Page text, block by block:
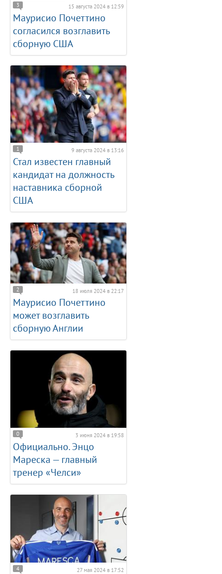
3 15 августа 2024 в 12:59
Маурисио Почеттино
согласился возглавить
сборную США
1 9 августа 2024 в 13:16
Стал известен главный
кандидат на должность
наставника сборной
США
2 18 июля 2024 в 22:17
Маурисио Почеттино
может возглавить
сборную Англии
0 3 июня 2024 в 19:58
Официально. Энцо
Мареска — главный
тренер «Челси»
4 27 мая 2024 в 17:52